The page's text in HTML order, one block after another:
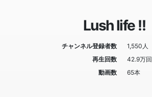
Lush life !!
チャンネル登録者数
1,550人
再生回数
42.9万回
動画数
65本